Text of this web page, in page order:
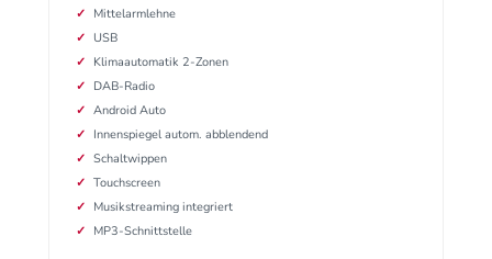
Mittelarmlehne
USB
Klimaautomatik 2-Zonen
DAB-Radio
Android Auto
Innenspiegel autom. abblendend
Schaltwippen
Touchscreen
Musikstreaming integriert
MP3-Schnittstelle